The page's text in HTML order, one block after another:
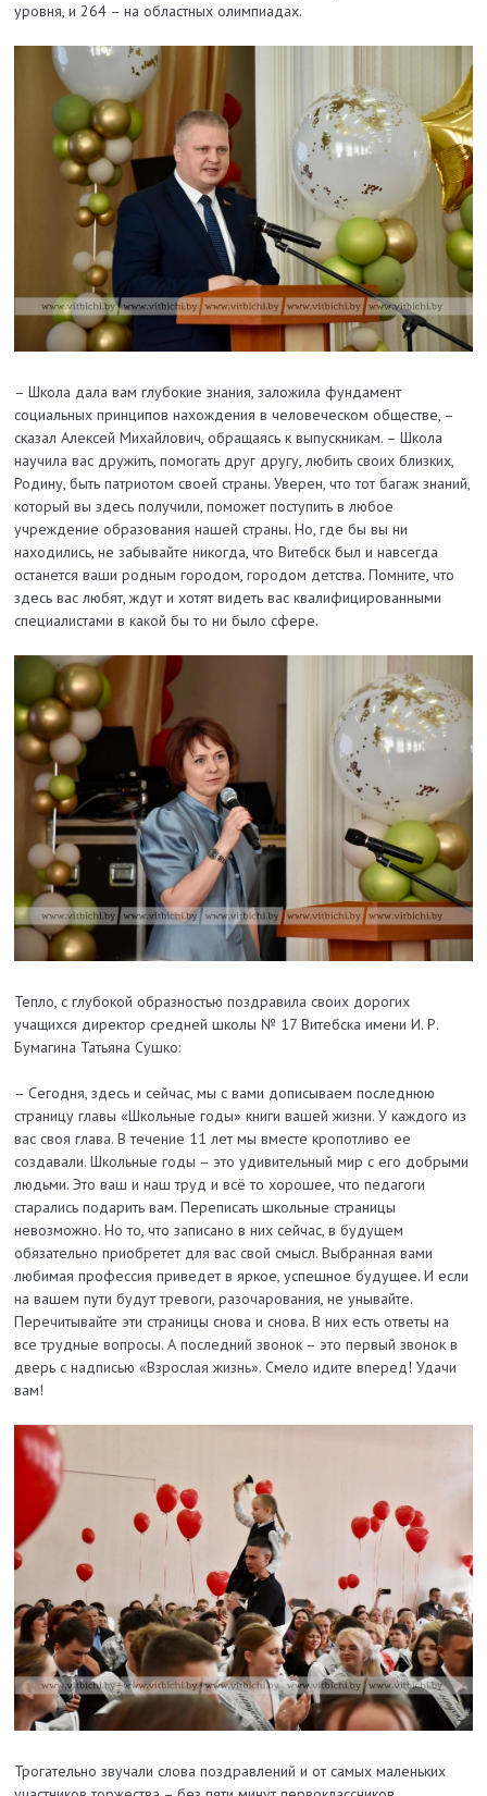
уровня, и 264 – на областных олимпиадах.
– Школа дала вам глубокие знания, заложила фундамент
социальных принципов нахождения в человеческом обществе, –
сказал Алексей Михайлович, обращаясь к выпускникам. – Школа
научила вас дружить, помогать друг другу, любить своих близких,
Родину, быть патриотом своей страны. Уверен, что тот багаж знаний,
который вы здесь получили, поможет поступить в любое
учреждение образования нашей страны. Но, где бы вы ни
находились, не забывайте никогда, что Витебск был и навсегда
останется ваши родным городом, городом детства. Помните, что
здесь вас любят, ждут и хотят видеть вас квалифицированными
специалистами в какой бы то ни было сфере.
Тепло, с глубокой образностью поздравила своих дорогих
учащихся директор средней школы № 17 Витебска имени И. Р.
Бумагина Татьяна Сушко:
– Сегодня, здесь и сейчас, мы с вами дописываем последнюю
страницу главы «Школьные годы» книги вашей жизни. У каждого из
вас своя глава. В течение 11 лет мы вместе кропотливо ее
создавали. Школьные годы – это удивительный мир с его добрыми
людьми. Это ваш и наш труд и всё то хорошее, что педагоги
старались подарить вам. Переписать школьные страницы
невозможно. Но то, что записано в них сейчас, в будущем
обязательно приобретет для вас свой смысл. Выбранная вами
любимая профессия приведет в яркое, успешное будущее. И если
на вашем пути будут тревоги, разочарования, не унывайте.
Перечитывайте эти страницы снова и снова. В них есть ответы на
все трудные вопросы. А последний звонок – это первый звонок в
дверь с надписью «Взрослая жизнь». Смело идите вперед! Удачи
вам!
Трогательно звучали слова поздравлений и от самых маленьких